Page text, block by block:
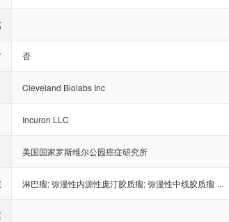
否
Cleveland Biolabs Inc
Incuron LLC
美国国家罗斯维尔公园癌症研究所
淋巴瘤;弥漫性内源性庞汀胶质瘤;弥漫性中线胶质瘤 ...